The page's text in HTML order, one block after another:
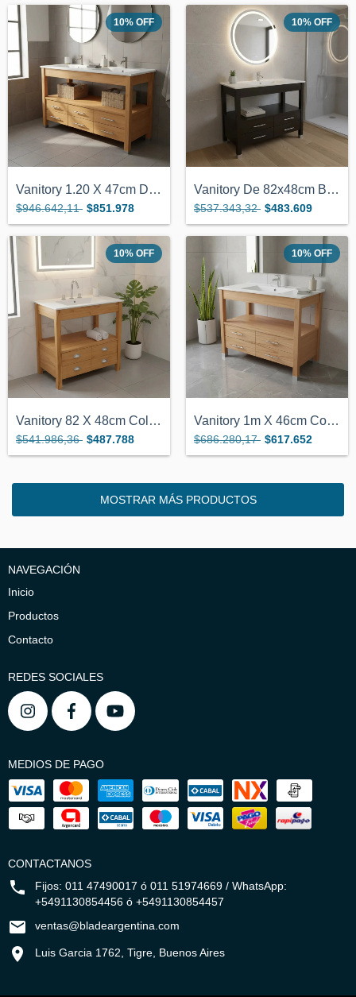
10% OFF
Vanitory 1.20 X 47cm Doble Bacha De Loza...
$946.642,11 $851.978
10% OFF
Vanitory De 82x48cm Bacha De Loza 4 Cajo...
$537.343,32 $483.609
10% OFF
Vanitory 82 X 48cm Color Miel Con Bacha...
$541.986,36 $487.788
10% OFF
Vanitory 1m X 46cm Color Miel Con Bacha...
$686.280,17 $617.652
MOSTRAR MÁS PRODUCTOS
NAVEGACIÓN
Inicio
Productos
Contacto
REDES SOCIALES
MEDIOS DE PAGO
CONTACTANOS
Fijos: 011 47490017 ó 011 51974669 / WhatsApp:
+5491130854456 ó +5491130854457
ventas@bladeargentina.com
Luis Garcia 1762, Tigre, Buenos Aires